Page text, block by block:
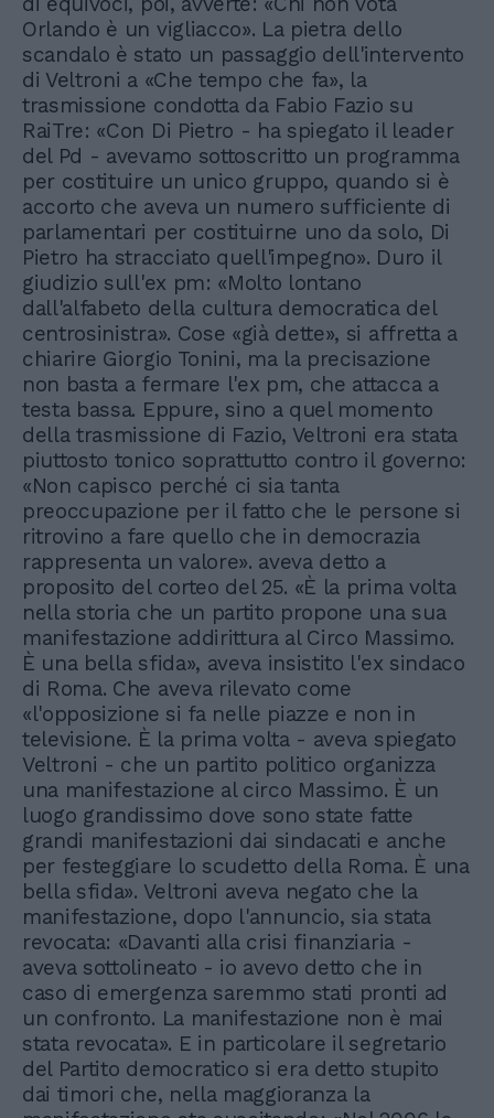
Orlando è un vigliacco». La pietra dello
scandalo è stato un passaggio dell'intervento
di Veltroni a «Che tempo che fa», la
trasmissione condotta da Fabio Fazio su
RaiTre: «Con Di Pietro - ha spiegato il leader
del Pd - avevamo sottoscritto un programma
per costituire un unico gruppo, quando si è
accorto che aveva un numero sufficiente di
parlamentari per costituirne uno da solo, Di
Pietro ha stracciato quell'impegno». Duro il
giudizio sull'ex pm: «Molto lontano
dall'alfabeto della cultura democratica del
centrosinistra». Cose «già dette», si affretta a
chiarire Giorgio Tonini, ma la precisazione
non basta a fermare l'ex pm, che attacca a
testa bassa. Eppure, sino a quel momento
della trasmissione di Fazio, Veltroni era stata
piuttosto tonico soprattutto contro il governo:
«Non capisco perché ci sia tanta
preoccupazione per il fatto che le persone si
ritrovino a fare quello che in democrazia
rappresenta un valore». aveva detto a
proposito del corteo del 25. «È la prima volta
nella storia che un partito propone una sua
manifestazione addirittura al Circo Massimo.
È una bella sfida», aveva insistito l'ex sindaco
di Roma. Che aveva rilevato come
«l'opposizione si fa nelle piazze e non in
televisione. È la prima volta - aveva spiegato
Veltroni - che un partito politico organizza
una manifestazione al circo Massimo. È un
luogo grandissimo dove sono state fatte
grandi manifestazioni dai sindacati e anche
per festeggiare lo scudetto della Roma. È una
bella sfida». Veltroni aveva negato che la
manifestazione, dopo l'annuncio, sia stata
revocata: «Davanti alla crisi finanziaria -
aveva sottolineato - io avevo detto che in
caso di emergenza saremmo stati pronti ad
un confronto. La manifestazione non è mai
stata revocata». E in particolare il segretario
del Partito democratico si era detto stupito
dai timori che, nella maggioranza la